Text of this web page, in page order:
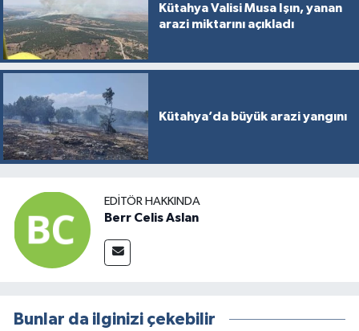
Kütahya Valisi Musa Işın, yanan
arazi miktarını açıkladı
Kütahya’da büyük arazi yangını
EDITÖR HAKKINDA
Berr Celis Aslan
Bunlar da ilginizi çekebilir